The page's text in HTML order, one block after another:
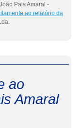
Pais Amaral -
ao relatório da
ao
Amaral